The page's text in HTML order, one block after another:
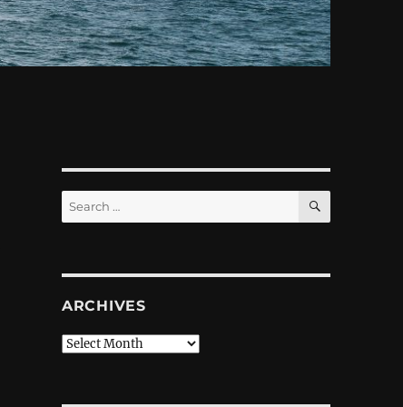
Search
for:
SEARCH
ARCHIVES
Archives